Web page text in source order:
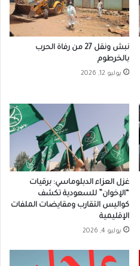
نبش ونقل 27 من رفاة الحرب
بالخرطوم
يوليو 12, 2026
غزل العزاء الدبلوماسي: برقيات
“الإخوان” للسعودية تكشف
كواليس التقارب ومقايضات الملفات
الإقليمية
يوليو 4, 2026